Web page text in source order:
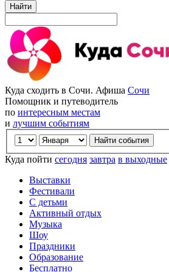
Найти
Куда сходить в Сочи. Афиша Сочи
Помощник и путеводитель
по интересным местам
и лучшим событиям
Куда пойти сегодня завтра в выходные
Выставки
Фестивали
С детьми
Активный отдых
Музыка
Шоу
Праздники
Образование
Бесплатно